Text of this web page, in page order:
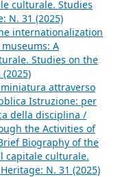
culturale. Studies
N. 31 (2025)
internationalization
A
Studies on the
attraverso
Istruzione: per
della disciplina /
the Activities of
Biography of the
capitale culturale.
N. 31 (2025)